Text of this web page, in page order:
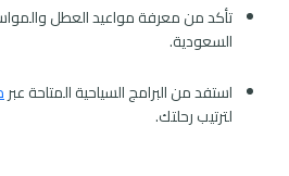
تأكد من معرفة مواعيد العطل
السعودية.
استفد من البرامج السياحية المتاحة عبر
لترتيب رحلتك.